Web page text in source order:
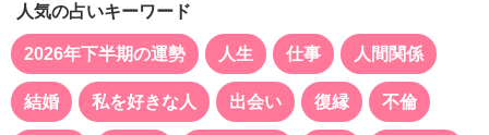
人気の占いキーワード
2026年下半期の運勢 人生 仕事 人間関係
結婚 私を好きな人 出会い 復縁 不倫